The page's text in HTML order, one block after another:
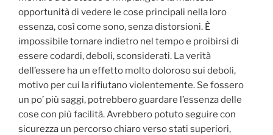
opportunità di vedere le cose principali nella loro
essenza, così come sono, senza distorsioni. È
impossibile tornare indietro nel tempo e proibirsi di
essere codardi, deboli, sconsiderati. La verità
dell’essere ha un effetto molto doloroso sui deboli,
motivo per cui la rifiutano violentemente. Se fossero
un po’ più saggi, potrebbero guardare l’essenza delle
cose con più facilità. Avrebbero potuto seguire con
sicurezza un percorso chiaro verso stati superiori,